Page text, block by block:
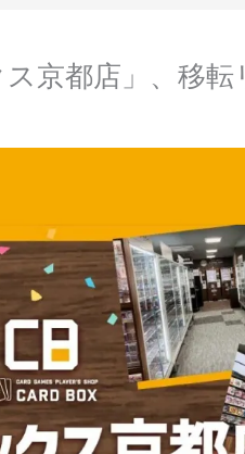
京都店」、移転